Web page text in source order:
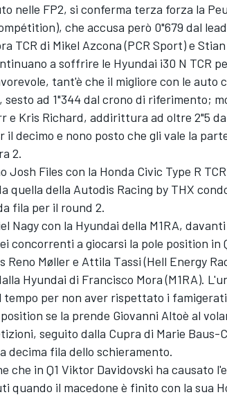
nelle FP2, si conferma terza forza la
che accusa però 0"679 dal
TCR di Mikel Azcona (PCR Sport) e
a soffrire le Hyundai i30 N TCR
tant'è che il migliore con le auto
ad 1"344 dal crono di riferimento;
e Kris Richard, addirittura ad oltre 2"5
il decimo e nono posto che gli vale la
2.
Josh Files con la Honda Civic Type R
quella della Autodis Racing by THX
fila per il round 2.
Nagy con la Hyundai della M1RA,
concorrenti a giocarsi la pole position in
Reno Møller e Attila Tassi (Hell Energy
Hyundai di Francisco Mora (M1RA).
tempo per non aver rispettato i
se la prende Giovanni Altoè al
seguito dalla Cupra di Marie Baus-
decima fila dello schieramento.
che in Q1 Viktor Davidovski ha causato
quando il macedone è finito con la sua